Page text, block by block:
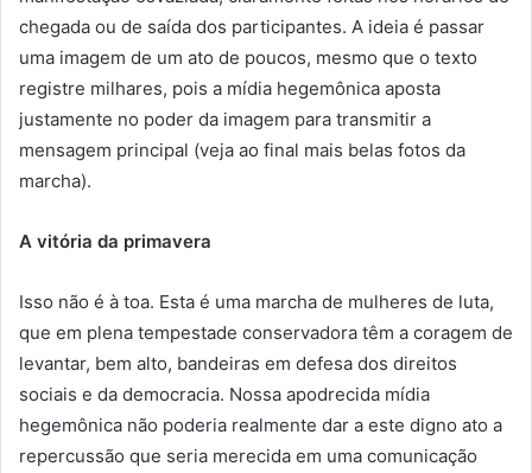
chegada ou de saída dos participantes. A ideia é passar
uma imagem de um ato de poucos, mesmo que o texto
registre milhares, pois a mídia hegemônica aposta
justamente no poder da imagem para transmitir a
mensagem principal (veja ao final mais belas fotos da
marcha).
A vitória da primavera
Isso não é à toa. Esta é uma marcha de mulheres de luta,
que em plena tempestade conservadora têm a coragem de
levantar, bem alto, bandeiras em defesa dos direitos
sociais e da democracia. Nossa apodrecida mídia
hegemônica não poderia realmente dar a este digno ato a
repercussão que seria merecida em uma comunicação